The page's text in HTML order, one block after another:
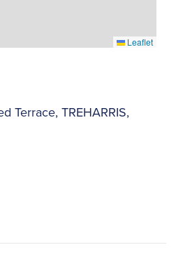
Terrace, TREHARRIS,
Leaflet